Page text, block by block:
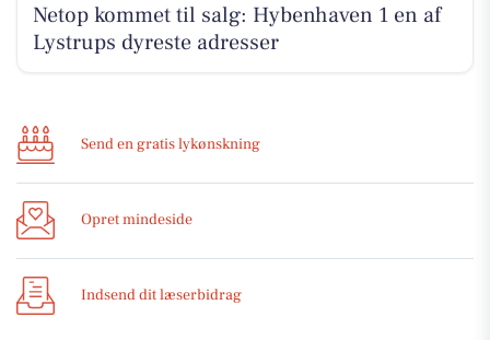
Netop kommet til salg: Hybenhaven 1 en af
Lystrups dyreste adresser
Send en gratis lykønskning
Opret mindeside
Indsend dit læserbidrag